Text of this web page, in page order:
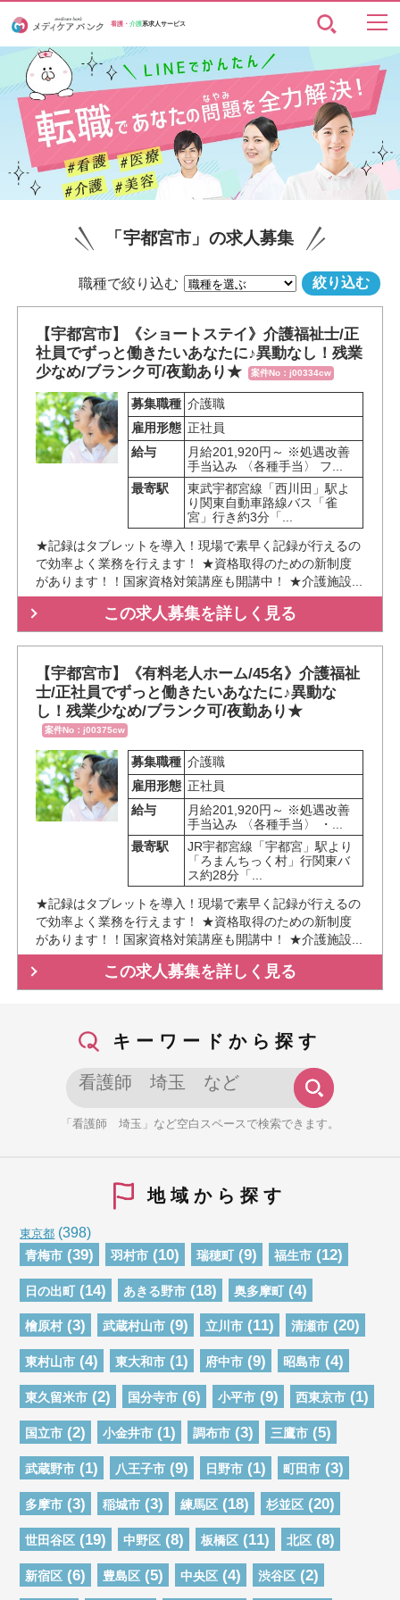
看護・介護系求人サービス
「宇都宮市」の求人募集
職種で絞り込む
【宇都宮市】《ショートステイ》介護福祉士/正
社員でずっと働きたいあなたに♪異動なし！残業
少なめ/ブランク可/夜勤あり★
案件No：j00334cw
募集職種 介護職
雇用形態 正社員
給与
月給201,920円～ ※処遇改善
手当込み 〈各種手当〉 フ...
最寄駅
東武宇都宮線「西川田」駅よ
り関東自動車路線バス「雀
宮」行き約3分「...
★記録はタブレットを導入！現場で素早く記録が行えるの
で効率よく業務を行えます！ ★資格取得のための新制度
があります！！国家資格対策講座も開講中！ ★介護施設...
この求人募集を詳しく見る
【宇都宮市】《有料老人ホーム/45名》介護福祉
士/正社員でずっと働きたいあなたに♪異動な
し！残業少なめ/ブランク可/夜勤あり★
案件No：j00375cw
募集職種 介護職
雇用形態 正社員
給与
月給201,920円～ ※処遇改善
手当込み 〈各種手当〉 ・...
最寄駅
JR宇都宮線「宇都宮」駅より
「ろまんちっく村」行関東バ
ス約28分「...
★記録はタブレットを導入！現場で素早く記録が行えるの
で効率よく業務を行えます！ ★資格取得のための新制度
があります！！国家資格対策講座も開講中！ ★介護施設...
この求人募集を詳しく見る
キーワードから探す
「看護師 埼玉」など空白スペースで検索できます。
地域から探す
東京都 (398)
青梅市 (39) 羽村市 (10) 瑞穂町 (9) 福生市 (12)
日の出町 (14) あきる野市 (18) 奥多摩町 (4)
檜原村 (3) 武蔵村山市 (9) 立川市 (11) 清瀬市 (20)
東村山市 (4) 東大和市 (1) 府中市 (9) 昭島市 (4)
東久留米市 (2) 国分寺市 (6) 小平市 (9) 西東京市 (1)
国立市 (2) 小金井市 (1) 調布市 (3) 三鷹市 (5)
武蔵野市 (1) 八王子市 (9) 日野市 (1) 町田市 (3)
多摩市 (3) 稲城市 (3) 練馬区 (18) 杉並区 (20)
世田谷区 (19) 中野区 (8) 板橋区 (11) 北区 (8)
新宿区 (6) 豊島区 (5) 中央区 (4) 渋谷区 (2)